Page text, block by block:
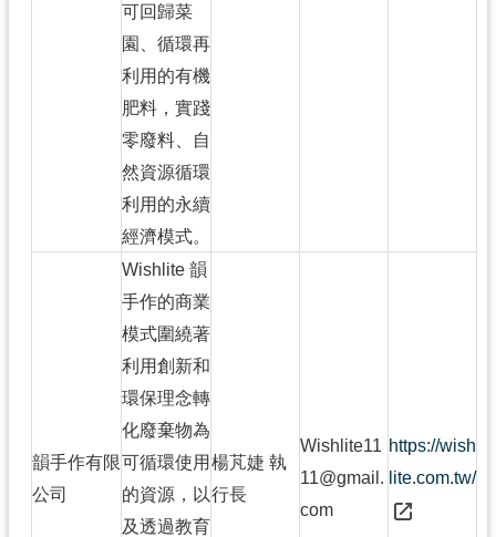
可回歸菜
園、循環再
利用的有機
肥料，實踐
零廢料、自
然資源循環
利用的永續
經濟模式。
韻手作有限
公司
Wishlite 韻
手作的商業
模式圍繞著
利用創新和
環保理念轉
化廢棄物為
可循環使用
的資源，以
及透過教育
楊芃婕 執
行長
Wishlite11
11@gmail.
com
https://wish
lite.com.tw/